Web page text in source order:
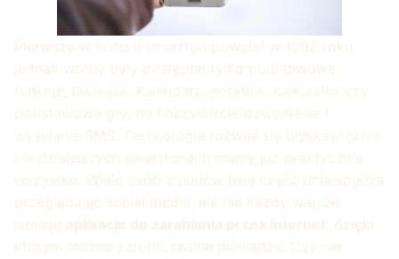
Pierwszy w historii smartfon powstał w 1992 roku,
jednak wtedy były dostępne tylko podstawowe
funkcje, takie jak: kalendarz, notatnik, kalkulator czy
podstawowe gry, no i oczywiście dzwonienie i
wysyłanie SMS. Technologia rozwija się błyskawicznie
i w dzisiejszych smartfonach mamy już praktycznie
wszystko. Wiele osób z nudów lwią część dnia spędza
przeglądając social media, ale nie każdy wie, że
istnieją aplikacje do zarabiania przez internet, dzięki
którym można zarobić realne pieniądze. Czy nie